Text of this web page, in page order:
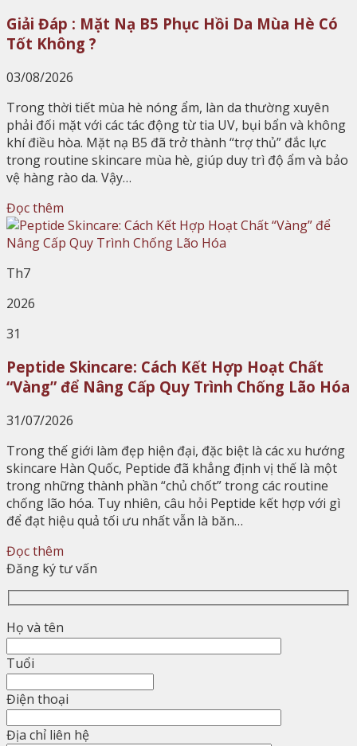
Giải Đáp : Mặt Nạ B5 Phục Hồi Da Mùa Hè Có
Tốt Không ?
03/08/2026
Trong thời tiết mùa hè nóng ẩm, làn da thường xuyên
phải đối mặt với các tác động từ tia UV, bụi bẩn và không
khí điều hòa. Mặt nạ B5 đã trở thành “trợ thủ” đắc lực
trong routine skincare mùa hè, giúp duy trì độ ẩm và bảo
vệ hàng rào da. Vậy…
Đọc thêm
Th7
2026
31
Peptide Skincare: Cách Kết Hợp Hoạt Chất
“Vàng” để Nâng Cấp Quy Trình Chống Lão Hóa
31/07/2026
Trong thế giới làm đẹp hiện đại, đặc biệt là các xu hướng
skincare Hàn Quốc, Peptide đã khẳng định vị thế là một
trong những thành phần “chủ chốt” trong các routine
chống lão hóa. Tuy nhiên, câu hỏi Peptide kết hợp với gì
để đạt hiệu quả tối ưu nhất vẫn là băn…
Đọc thêm
Đăng ký tư vấn
Họ và tên
Tuổi
Điện thoại
Địa chỉ liên hệ